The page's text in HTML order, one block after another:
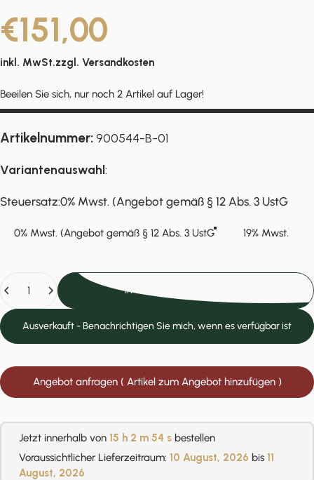
€151,00
inkl. MwSt.zzgl. Versandkosten
Beeilen Sie sich, nur noch 2 Artikel auf Lager!
Artikelnummer:900544-B-01
Variantenauswahl :
Steuersatz
Steuersatz:0% Mwst. (Angebot gemäß § 12 Abs. 3 UstG
0% Mwst. (Angebot gemäß § 12 Abs. 3 UstG 19% Mwst.
In den Einkaufswagen legen
Ausverkauft - Benachrichtigen Sie mich, wenn es verfügbar ist
Angebot anfragen ( Artikel zum Angebot hinzufügen )
Jetzt innerhalb von 15 h 2 m 54 s bestellen
Voraussichtlicher Lieferzeitraum: 10 August, 2026 bis 11
August, 2026